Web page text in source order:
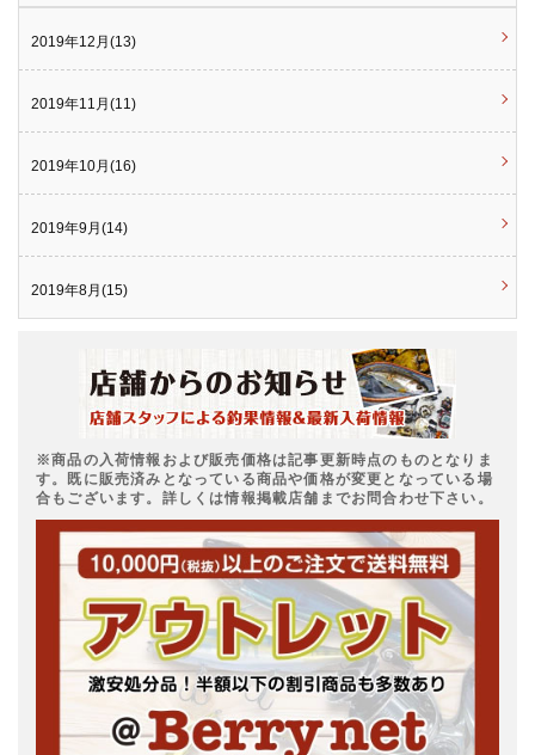
2019年12月(13)
2019年11月(11)
2019年10月(16)
2019年9月(14)
2019年8月(15)
※商品の入荷情報および販売価格は記事更新時点のものとなりま
す。既に販売済みとなっている商品や価格が変更となっている場
合もございます。詳しくは情報掲載店舗までお問合わせ下さい。